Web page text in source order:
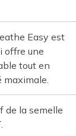
Easy est
offre une
tout en
maximale.
de la semelle